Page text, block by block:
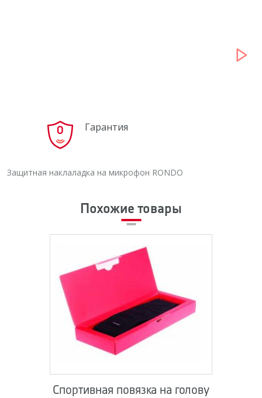
Yout
ube
0 Гарантия
Защитная наклаладка на микрофон RONDO
Похожие товары
Спортивная повязка на голову